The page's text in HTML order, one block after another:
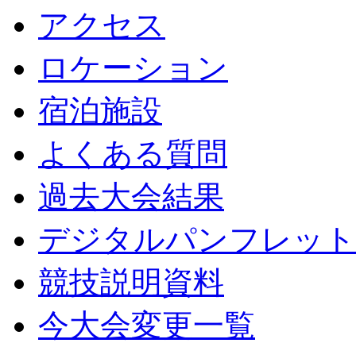
アクセス
ロケーション
宿泊施設
よくある質問
過去大会結果
デジタルパンフレット
競技説明資料
今大会変更一覧